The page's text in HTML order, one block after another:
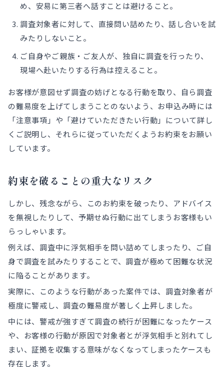
め、安易に第三者へ話すことは避けること。
調査対象者に対して、直接問い詰めたり、話し合いを試
みたりしないこと。
ご自身やご親族・ご友人が、独自に調査を行ったり、
現場へ赴いたりする行為は控えること。
お客様が意図せず調査の妨げとなる行動を取り、自ら調査
の難易度を上げてしまうことのないよう、お申込み時には
「注意事項」や「避けていただきたい行動」について詳し
くご説明し、それらに従っていただくようお約束をお願い
しています。
約束を破ることの重大なリスク
しかし、残念ながら、このお約束を破ったり、アドバイス
を無視したりして、予期せぬ行動に出てしまうお客様もい
らっしゃいます。
例えば、調査中に浮気相手を問い詰めてしまったり、ご自
身で調査を試みたりすることで、調査が極めて困難な状況
に陥ることがあります。
実際に、このような行動があった案件では、調査対象者が
極度に警戒し、調査の難易度が著しく上昇しました。
中には、警戒が強すぎて調査の続行が困難になったケース
や、お客様の行動が原因で対象者とが浮気相手と別れてし
まい、証拠を収集する意味がなくなってしまったケースも
存在します。